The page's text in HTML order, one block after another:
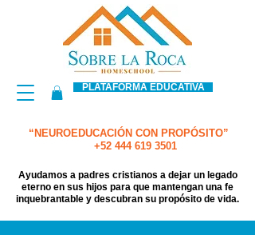
PLATAFORMA EDUCATIVA
“NEUROEDUCACIÓN CON PROPÓSITO”
+52 444 619 3501
Ayudamos a padres cristianos a dejar un legado
eterno en sus hijos para que mantengan una fe
inquebrantable y descubran su propósito de vida.